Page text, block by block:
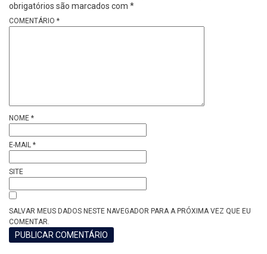
obrigatórios são marcados com *
COMENTÁRIO *
NOME *
E-MAIL *
SITE
SALVAR MEUS DADOS NESTE NAVEGADOR PARA A PRÓXIMA VEZ QUE EU
COMENTAR.